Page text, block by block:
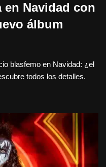
en Navidad con
álbum
blasfemo en Navidad: ¿el
todos los detalles.